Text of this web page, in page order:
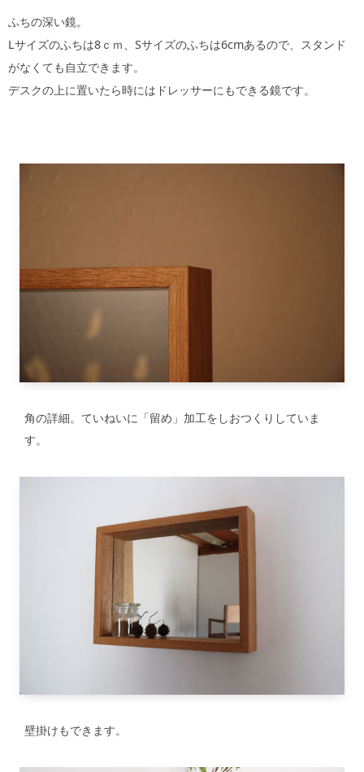
ふちの深い鏡。
Lサイズのふちは8ｃｍ、Sサイズのふちは6cmあるので、スタンド
がなくても自立できます。
デスクの上に置いたら時にはドレッサーにもできる鏡です。
角の詳細。ていねいに「留め」加工をしおつくりしていま
す。
壁掛けもできます。